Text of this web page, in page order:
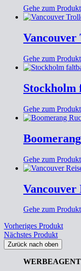
Gehe zum Produkt
Vancouver
Gehe zum Produkt
Stockholm
Gehe zum Produkt
Gehe zum Produkt
Vancouver
Gehe zum Produkt
Vorheriges Produkt
Nächstes Produkt
Zurück nach oben